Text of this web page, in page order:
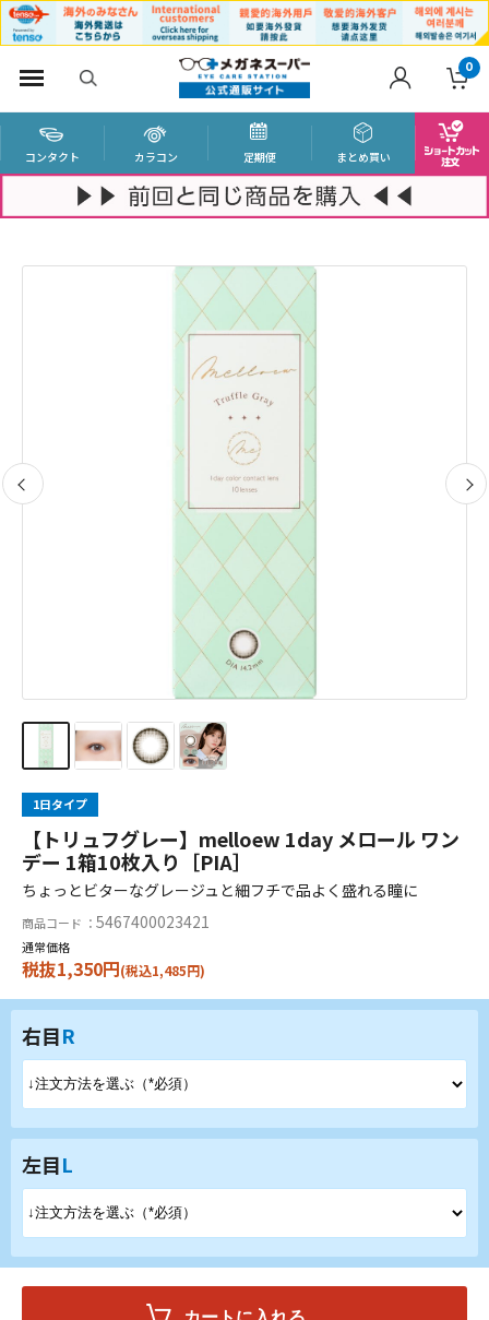
0
コンタクト カラコン 定期便 まとめ買い
1日タイプ
【トリュフグレー】melloew 1day メロール ワン
デー 1箱10枚入り［PIA］
ちょっとビターなグレージュと細フチで品よく盛れる瞳に
商品コード ： 5467400023421
通常価格
税抜1,350円(税込1,485円)
右目R
左目L